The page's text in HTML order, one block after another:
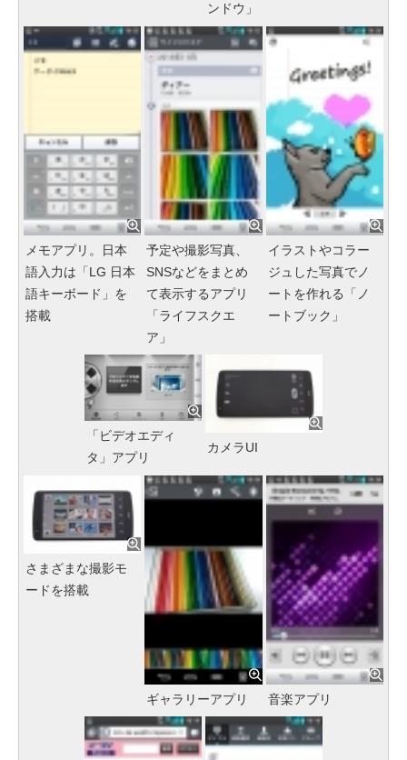
ンドウ」
メモアプリ。日本
語入力は「LG 日本
語キーボード」を
搭載
予定や撮影写真、
SNSなどをまとめ
て表示するアプリ
「ライフスクエ
ア」
イラストやコラー
ジュした写真でノ
ートを作れる「ノ
ートブック」
「ビデオエディ
タ」アプリ
カメラUI
さまざまな撮影モ
ードを搭載
ギャラリーアプリ 音楽アプリ